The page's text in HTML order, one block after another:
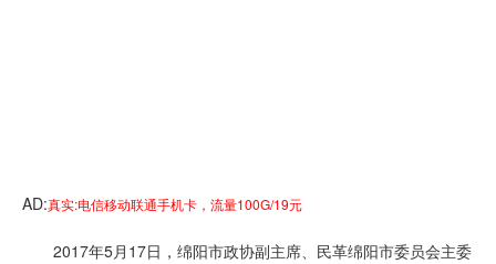
AD:真实:电信移动联通手机卡，流量100G/19元
2017年5月17日，绵阳市政协副主席、民革绵阳市委员会主委